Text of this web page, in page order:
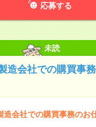
応募する
未読
造会社での購買事務
造会社での購買事務のお